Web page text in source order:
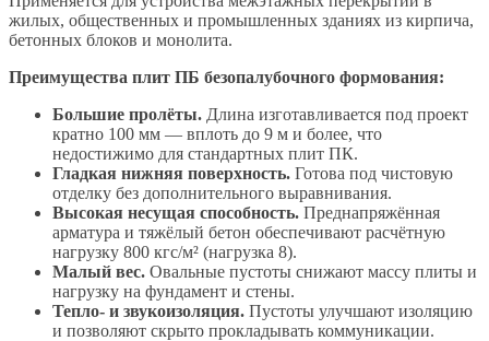
жилых, общественных и промышленных зданиях из кирпича,
бетонных блоков и монолита.
Преимущества плит ПБ безопалубочного формования:
Большие пролёты. Длина изготавливается под проект
кратно 100 мм — вплоть до 9 м и более, что
недостижимо для стандартных плит ПК.
Гладкая нижняя поверхность. Готова под чистовую
отделку без дополнительного выравнивания.
Высокая несущая способность. Преднапряжённая
арматура и тяжёлый бетон обеспечивают расчётную
нагрузку 800 кгс/м² (нагрузка 8).
Малый вес. Овальные пустоты снижают массу плиты и
нагрузку на фундамент и стены.
Тепло- и звукоизоляция. Пустоты улучшают изоляцию
и позволяют скрыто прокладывать коммуникации.